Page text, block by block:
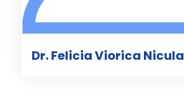
Dr. Felicia Viorica Nicula